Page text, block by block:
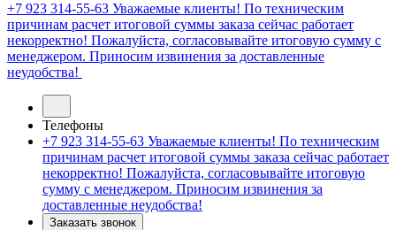
+7 923 314-55-63 Уважаемые клиенты! По техническим
причинам расчет итоговой суммы заказа сейчас работает
некорректно! Пожалуйста, согласовывайте итоговую сумму с
менеджером. Приносим извинения за доставленные
неудобства!
Телефоны
+7 923 314-55-63 Уважаемые клиенты! По техническим
причинам расчет итоговой суммы заказа сейчас работает
некорректно! Пожалуйста, согласовывайте итоговую
сумму с менеджером. Приносим извинения за
доставленные неудобства!
Заказать звонок